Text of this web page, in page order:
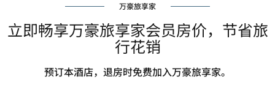
万豪旅享家
立即畅享万豪旅享家会员房价，节省旅
行花销
预订本酒店，退房时免费加入万豪旅享家。